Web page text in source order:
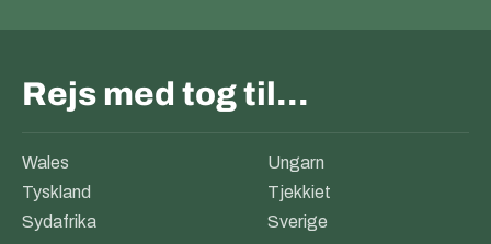
Rejs med tog til…
Wales
Ungarn
Tyskland
Tjekkiet
Sydafrika
Sverige